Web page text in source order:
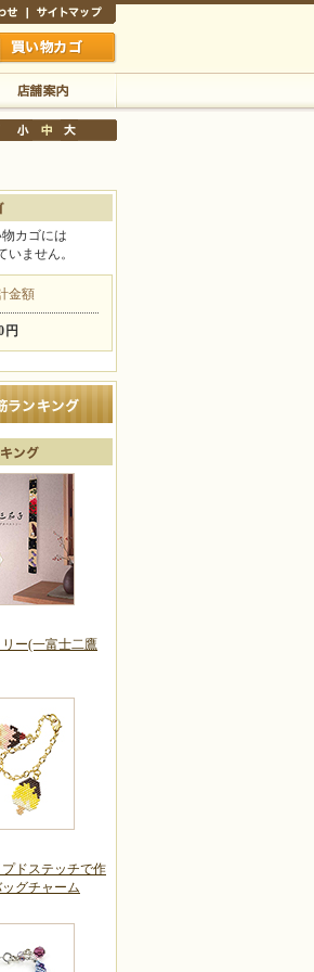
ご
内カゴには
いません。
金額
円
ー(一富士二鷹
ドステッチで作
グチャーム